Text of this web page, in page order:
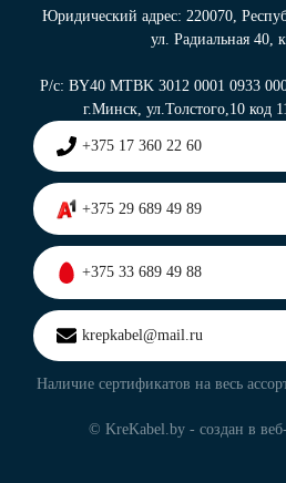
Юридический адрес: 220070,
ул. Радиальная 40,
Р/с: BY40 MTBK 3012 0001 0933
г.Минск, ул.Толстого,10 код
+375 17 360 22 60
+375 29 689 49 89
+375 33 689 49 88
krepkabel@mail.ru
Наличие сертификатов на весь
© KreKabel.by - создан в